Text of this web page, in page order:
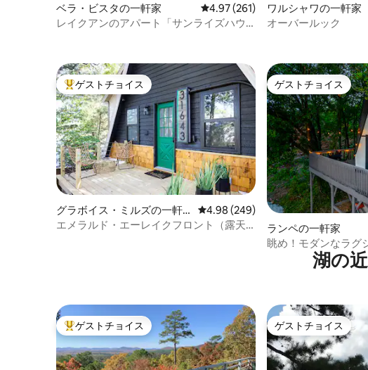
ベラ・ビスタの一軒家 レビュー261件、5つ星中4.97つ星
4.97 (261)
レイクアンのアパート「サンライズハウ
ワルシャワの一軒家
オーバールック
大好評のゲストチョイスです。
ゲストチョイス
グラボイス・ミルズの一軒
家
レビュー249件、5つ星中4.98つ星
4.98 (249)
エメラルド・エーレイクフロント（露天
ゲストチョイス
ゲストチョイス
ランペの一軒家
眺め！モダンなラグ
ャグジー。ファイ
湖の
大好評のゲストチョイスです。
ゲストチョイス ゲストチョイス
ゲストチョイス